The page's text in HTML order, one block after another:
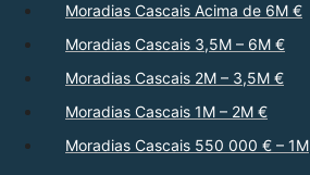
Moradias Cascais Acima de 6M €
Moradias Cascais 3,5M – 6M €
Moradias Cascais 2M – 3,5M €
Moradias Cascais 1M – 2M €
Moradias Cascais 550 000 € – 1M